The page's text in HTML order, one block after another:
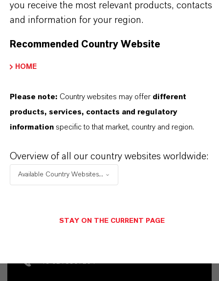
+49 6218907254
you receive the most relevant products, contacts
and information for your region.
Recommended Country Website
HOME
Please note: Country websites may offer different
products, services, contacts and regulatory
information specific to that market, country and region.
Overview of all our country websites worldwide:
Available Country Websites...
STAY ON THE CURRENT PAGE